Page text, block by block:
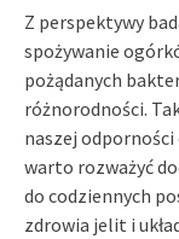
Z perspektywy
spożywanie
pożądanych
różnorodności.
naszej
warto rozważyć
do codziennych
zdrowia jelit i